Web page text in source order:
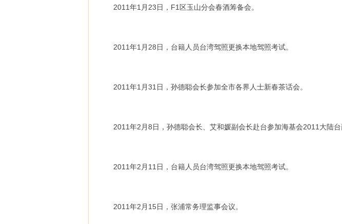
2011年1月23日，F1区玉山分会春酒筹备会。
2011年1月28日，台籍人员台湾驾照更换本地驾照考试。
2011年1月31日，孙德聪会长参加全市各界人士新春茶话会。
2011年2月8日，孙德聪会长、艾和媛副会长赴台参加海基会2011大陆台
2011年2月11日，台籍人员台湾驾照更换本地驾照考试。
2011年2月15日，张浦常务理监事会议。